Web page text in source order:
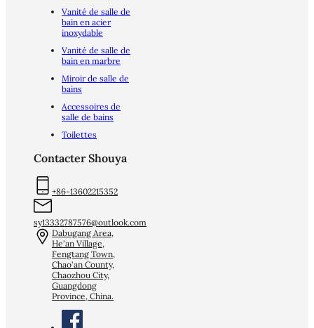
Vanité de salle de
bain en acier
inoxydable
Vanité de salle de
bain en marbre
Miroir de salle de
bains
Accessoires de
salle de bains
Toilettes
Contacter Shouya
+86-13602215352
sy13332787576@outlook.com
Dabugang Area,
He'an Village,
Fengtang Town,
Chao'an County,
Chaozhou City,
Guangdong
Province, China.